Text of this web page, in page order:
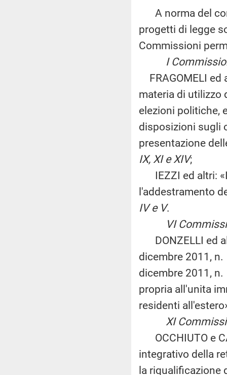
A norma del
progetti di legge
Commissioni
I
FRAGOMELI ed
materia di utilizzo
elezioni politiche,
disposizioni sugli
presentazione
IX, XI e XIV;
IEZZI ed altri:
l'addestramento
IV e V.
VI
DONZELLI ed
dicembre 2011,
dicembre 2011,
propria all'unita
residenti
XI
OCCHIUTO e
integrativo della
la riqualificazione